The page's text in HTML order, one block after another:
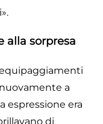
alla sorpresa
a
espressione era
di